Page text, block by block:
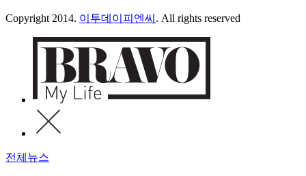
Copyright 2014. 이투데이피엔씨 . All rights reserved
전체뉴스